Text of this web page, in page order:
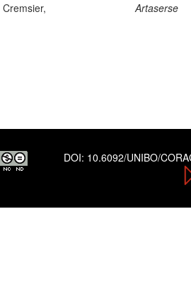
Cremsier, Artaserse
DOI: 10.6092/UNIBO/